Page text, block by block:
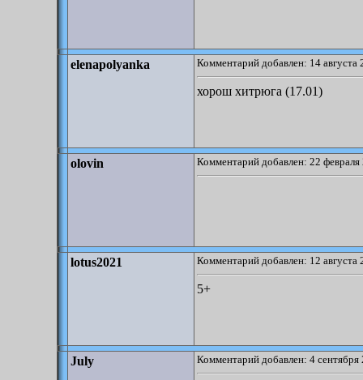
elenapolyanka Комментарий добавлен: 14 августа
хорош хитрюга (17.01)
olovin Комментарий добавлен: 22
lotus2021 Комментарий добавлен: 12 августа
5+
July Комментарий добавлен: 4